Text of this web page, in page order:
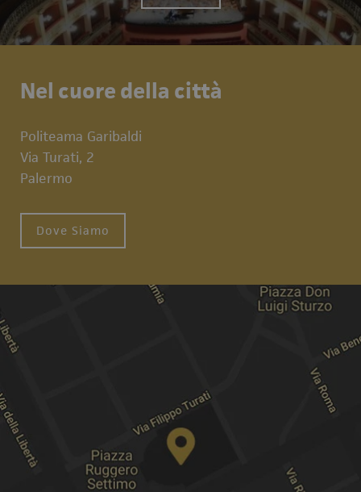
Nel cuore della città
Politeama Garibaldi
Via Turati, 2
Palermo
Dove Siamo